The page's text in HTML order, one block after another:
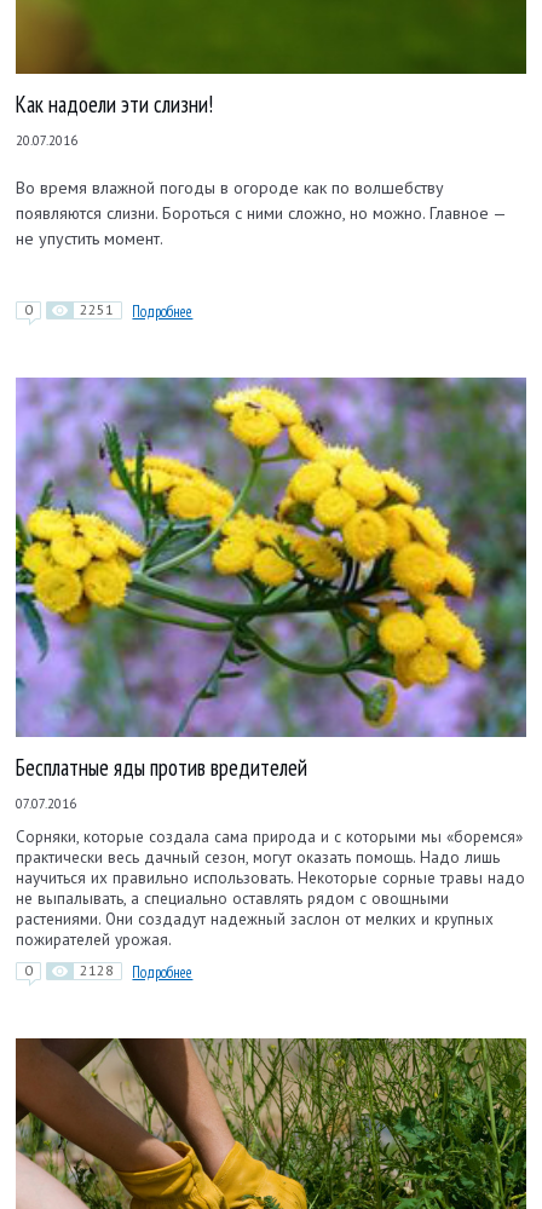
Как надоели эти слизни!
20.07.2016
Во время влажной погоды в огороде как по волшебству
появляются слизни. Бороться с ними сложно, но можно. Главное —
не упустить момент.
0 2251 Подробнее
Бесплатные яды против вредителей
07.07.2016
Сорняки, которые создала сама природа и с которыми мы «боремся»
практически весь дачный сезон, могут оказать помощь. Надо лишь
научиться их правильно использовать. Некоторые сорные травы надо
не выпалывать, а специально оставлять рядом с овощными
растениями. Они создадут надежный заслон от мелких и крупных
пожирателей урожая.
0 2128 Подробнее